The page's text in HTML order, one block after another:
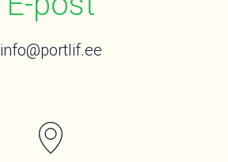
info@portlif.ee